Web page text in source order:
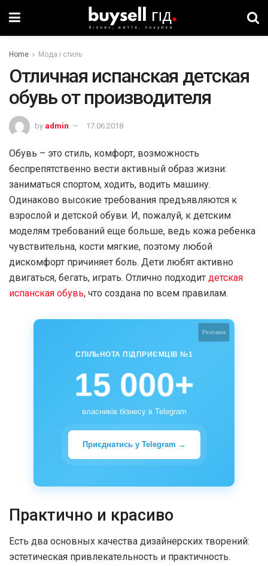
Home Мода і стиль
Отличная испанская детская
обувь от производителя
by admin 17.06.2018
Обувь – это стиль, комфорт, возможность
беспрепятственно вести активный образ жизни:
заниматься спортом, ходить, водить машину.
Одинаково высокие требования предъявляются к
взрослой и детской обуви. И, пожалуй, к детским
моделям требований еще больше, ведь кожа ребенка
чувствительна, кости мягкие, поэтому любой
дискомфорт причиняет боль. Дети любят активно
двигаться, бегать, играть. Отлично подходит детская
испанская обувь, что создана по всем правилам.
Реклама
СПІЛЬНОТА ПІДПРИЄМЦІВ №1
15 000+
власників бізнесу в Telegram
Приєднатись у Telegram →
Практично и красиво
Есть два основных качества дизайнерских творений:
эстетическая привлекательность и практичность.